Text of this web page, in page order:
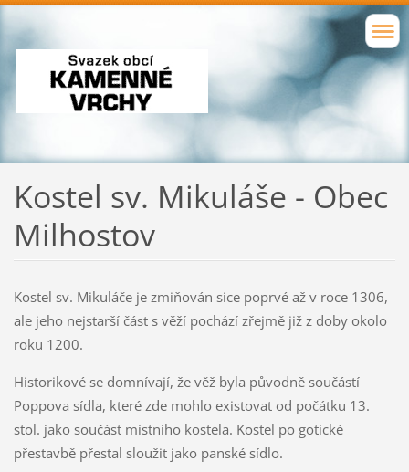
Kostel sv. Mikuláše - Obec
Milhostov
Kostel sv. Mikuláče je zmiňován sice poprvé až v roce 1306,
ale jeho nejstarší část s věží pochází zřejmě již z doby okolo
roku 1200.
Historikové se domnívají, že věž byla původně součástí
Poppova sídla, které zde mohlo existovat od počátku 13.
stol. jako součást místního kostela. Kostel po gotické
přestavbě přestal sloužit jako panské sídlo.